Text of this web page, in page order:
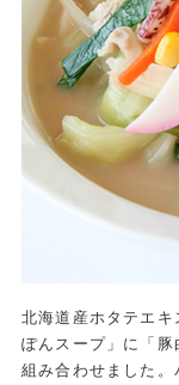
北海道産ホタテエ
ぽんスープ」に「
組み合わせました。